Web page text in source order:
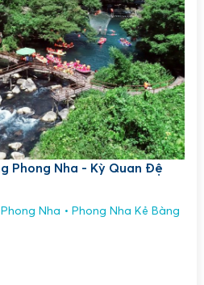
Phong Nha - Kỳ Quan Đệ
Nha
Phong Nha Kẻ Bàng